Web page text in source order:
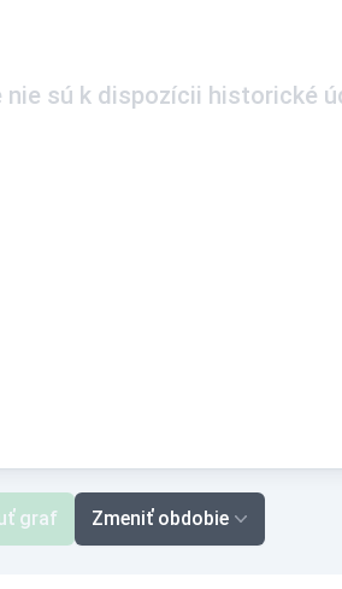
nie sú k dispozícii historické
graf Zmeniť obdobie